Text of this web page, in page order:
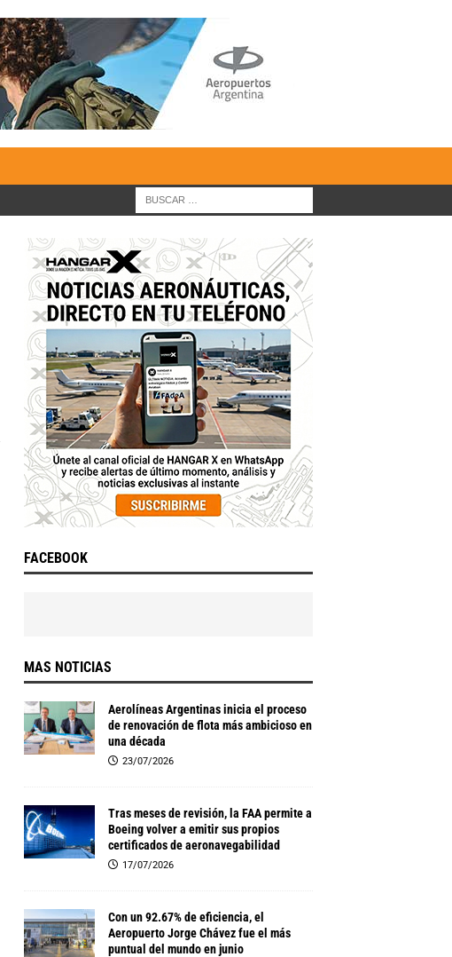
FACEBOOK
MAS NOTICIAS
Aerolíneas Argentinas inicia el proceso
de renovación de flota más ambicioso en
una década
23/07/2026
Tras meses de revisión, la FAA permite a
Boeing volver a emitir sus propios
certificados de aeronavegabilidad
17/07/2026
Con un 92.67% de eficiencia, el
Aeropuerto Jorge Chávez fue el más
puntual del mundo en junio